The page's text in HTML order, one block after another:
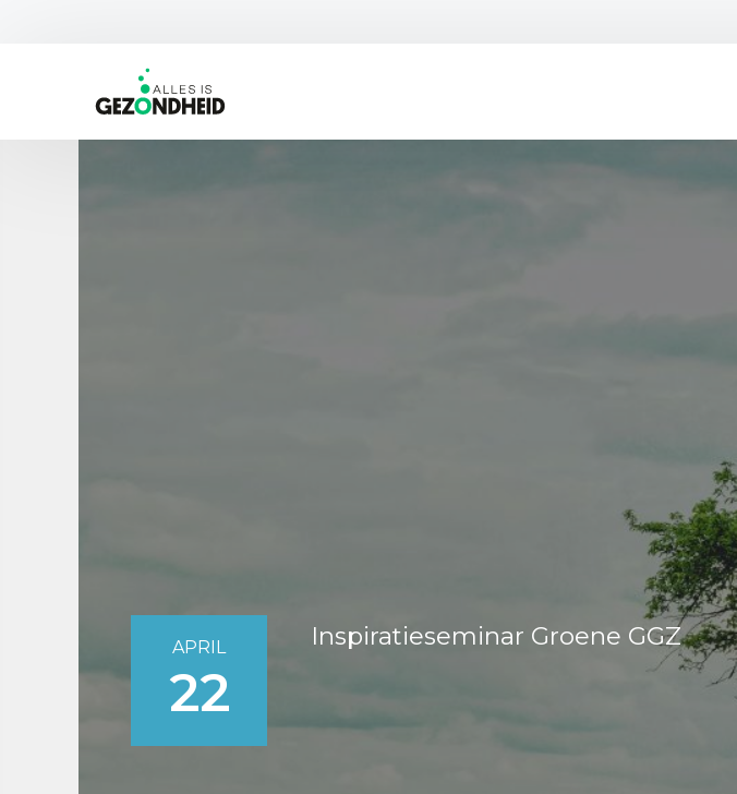
APRIL
22
Inspiratieseminar Groene GGZ